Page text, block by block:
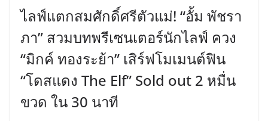
ไลฟ์แตกสมศักดิ์ศรีตัวแม่! “อั้ม พัชรา
ภา” สวมบทพรีเซนเตอร์นักไลฟ์ ควง
“มิกค์ ทองระย้า” เสิร์ฟโมเมนต์ฟิน
“โดสแดง The Elf” Sold out 2 หมื่น
ขวด ใน 30 นาที